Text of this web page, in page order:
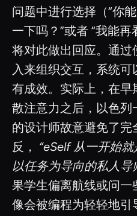
问题中进行选择（“你
一下吗？”或者 “我能
将对此做出回应。通
入来组织交互，系统
有成效。实际上，在
散注意力之后，以色
的设计师故意避免了
反， “eSelf 从一开始就
以任务为导向的私人导
果学生偏离航线或问
像会被编程为轻轻地引